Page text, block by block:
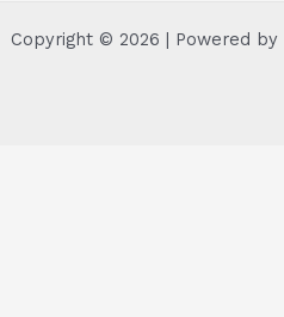
Copyright © 2026 | Powered by